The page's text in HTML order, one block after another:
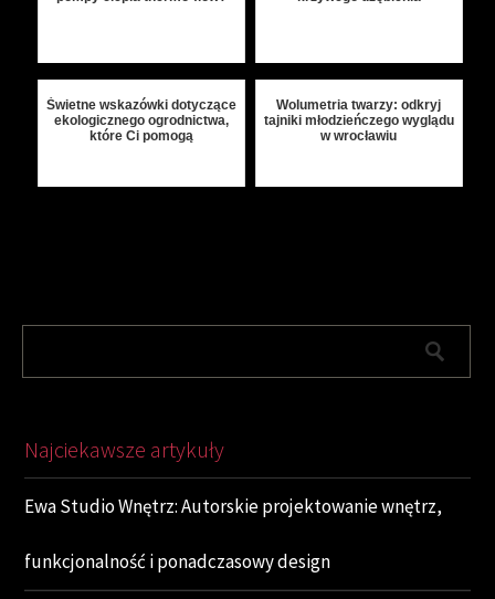
Świetne wskazówki dotyczące
ekologicznego ogrodnictwa,
które Ci pomogą
Wolumetria twarzy: odkryj
tajniki młodzieńczego wyglądu
w wrocławiu
Najciekawsze artykuły
Ewa Studio Wnętrz: Autorskie projektowanie wnętrz,
funkcjonalność i ponadczasowy design